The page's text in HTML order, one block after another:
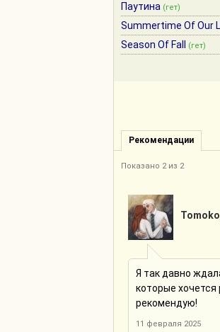
Паутина (гет)
Summertime Of Our
Season Of Fall (гет)
Рекомендации
Показано 2 из 2
Я так давно
которые хочется
рекомендую!
11 февраля 2025